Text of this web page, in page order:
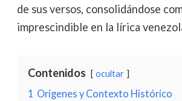
de sus versos, consolidándose
imprescindible en la lírica
Contenidos ocultar
1 Orígenes y Contexto Histórico